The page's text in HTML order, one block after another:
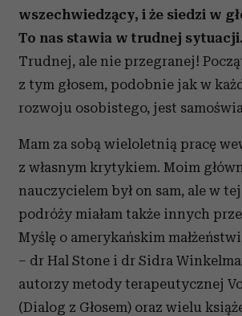
wszechwiedzący, i że siedzi w
To nas stawia w trudnej sytuacji.
Trudnej, ale nie przegranej!
z tym głosem, podobnie jak w
rozwoju osobistego, jest
Mam za sobą wieloletnią pracę
z własnym krytykiem. Moim
nauczycielem był on sam, ale w
podróży miałam także innych
Myślę o amerykańskim
– dr Hal Stone i dr Sidra
autorzy metody terapeutycznej
(Dialog z Głosem) oraz wielu